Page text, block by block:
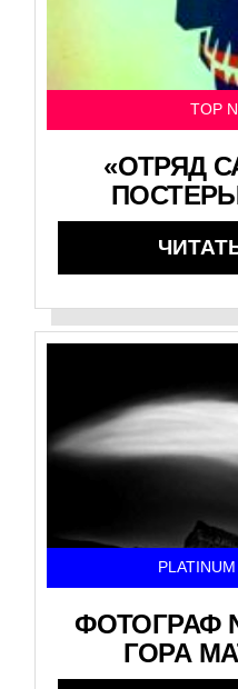
TOP
«ОТРЯД
ФОТОГРАФ
ГОРА